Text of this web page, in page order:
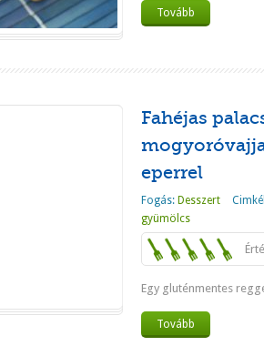
Tovább
Fahéjas
eperrel
Fogás: Desszert
gyümölcs
Egy gluténmentes
Tovább